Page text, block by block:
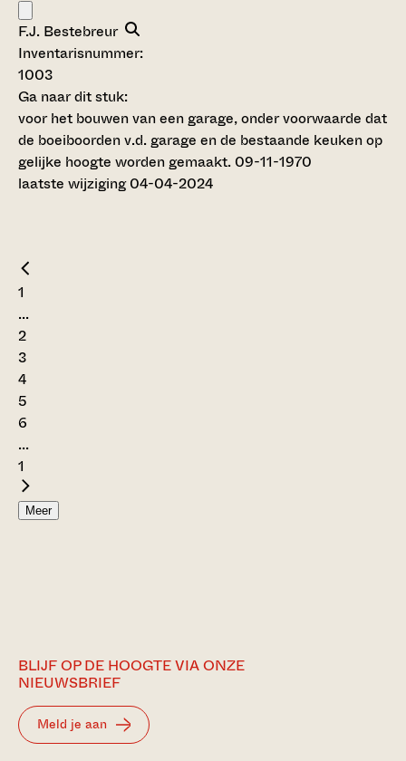
F.J. Bestebreur
Inventarisnummer:
1003
Ga naar dit stuk:
voor het bouwen van een garage, onder voorwaarde dat
de boeiboorden v.d. garage en de bestaande keuken op
gelijke hoogte worden gemaakt. 09-11-1970
laatste wijziging 04-04-2024
1
...
2
3
4
5
6
...
1
Meer
BLIJF OP DE HOOGTE VIA ONZE
NIEUWSBRIEF
Meld je aan